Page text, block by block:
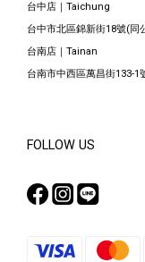
台中店｜Taichung
台中市北區錦新街18號(同
台南店｜Tainan
台南市中西區萬昌街133-1
FOLLOW US